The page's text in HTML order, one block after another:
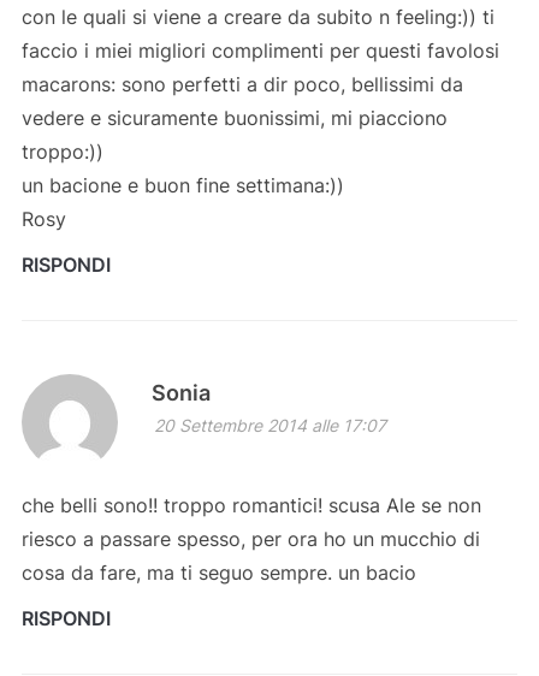
con le quali si viene a creare da subito n feeling:)) ti
faccio i miei migliori complimenti per questi favolosi
macarons: sono perfetti a dir poco, bellissimi da
vedere e sicuramente buonissimi, mi piacciono
troppo:))
un bacione e buon fine settimana:))
Rosy
RISPONDI
Sonia
20 Settembre 2014 alle 17:07
che belli sono!! troppo romantici! scusa Ale se non
riesco a passare spesso, per ora ho un mucchio di
cosa da fare, ma ti seguo sempre. un bacio
RISPONDI